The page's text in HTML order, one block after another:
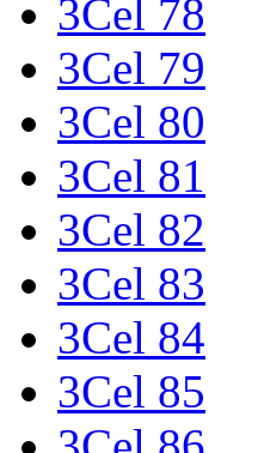
3Cel 78
3Cel 79
3Cel 80
3Cel 81
3Cel 82
3Cel 83
3Cel 84
3Cel 85